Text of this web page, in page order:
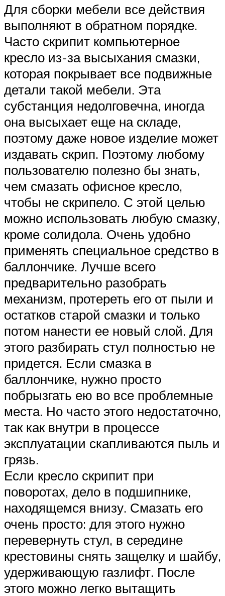
Для сборки мебели все действия
выполняют в обратном порядке.
Часто скрипит компьютерное
кресло из-за высыхания смазки,
которая покрывает все подвижные
детали такой мебели. Эта
субстанция недолговечна, иногда
она высыхает еще на складе,
поэтому даже новое изделие может
издавать скрип. Поэтому любому
пользователю полезно бы знать,
чем смазать офисное кресло,
чтобы не скрипело. С этой целью
можно использовать любую смазку,
кроме солидола. Очень удобно
применять специальное средство в
баллончике. Лучше всего
предварительно разобрать
механизм, протереть его от пыли и
остатков старой смазки и только
потом нанести ее новый слой. Для
этого разбирать стул полностью не
придется. Если смазка в
баллончике, нужно просто
побрызгать ею во все проблемные
места. Но часто этого недостаточно,
так как внутри в процессе
эксплуатации скапливаются пыль и
грязь.
Если кресло скрипит при
поворотах, дело в подшипнике,
находящемся внизу. Смазать его
очень просто: для этого нужно
перевернуть стул, в середине
крестовины снять защелку и шайбу,
удерживающую газлифт. После
этого можно легко вытащить